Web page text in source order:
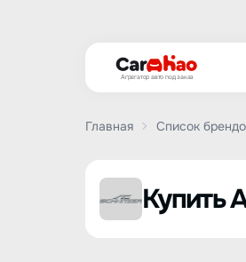
Агрегатор авто под заказ
Главная Список
Купить